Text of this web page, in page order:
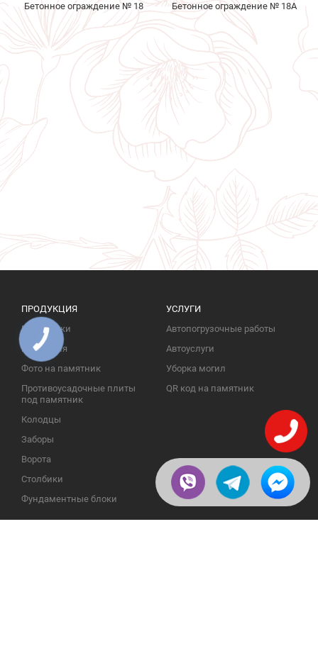
Бетонное ограждение № 18 Бетонное ограждение № 18А
ПРОДУКЦИЯ
Памятники
Надгробия
Фото на памятник
Противоусадочные плиты
под памятник
Колодцы
Заборы
Ворота
Столбики
Фундаментные блоки
УСЛУГИ
Автопогрузочные работы
Автоуслуги
Уборка могил
QR код на памятник
КНОПКА
ЗВ'ЯЗКУ